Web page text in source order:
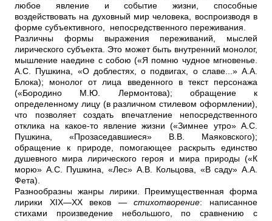
любое явление и событие жизни, способные
воздействовать на духовный мир человека, воспроизводя в
форме субъективного, непосредственного переживания.
Различны формы выражения переживаний, мыслей
лирического субъекта. Это может быть внутренний монолог,
мышление наедине с собою («Я помню чудное мгновенье.
А.С. Пушкина, «О доблестях, о подвигах, о славе...» А.А.
Блока); монолог от лица введенного в текст персонажа
(«Бородино М.Ю. Лермонтова); обращение к
определенному лицу (в paзличном стилевом оформлении),
что позволяет создать впечатление непосредственного
отклика на какое-то явление жизни («Зимнее утро» А.С.
Пушкина, «Прозаседавшиеся» В.В. Маяковского);
обращение к природе, помогающее раскрыть единство
душевного мира лирического героя и мира природы («К
морю» А.С. Пушкина, «Лес» А.В. Кольцова, «В саду» А.А.
Фета).
Разнообразны жанры лирики. Преимущественная форма
лирики XIX—XX веков —стихотворение: написанное
стихами произведение небольшого, по сравнению с